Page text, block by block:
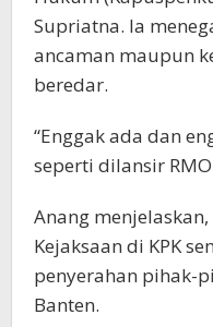
Supriatna. Ia
ancaman maupun
beredar.
“Enggak ada dan
seperti dilansir
Anang
Kejaksaan di KPK
penyerahan pihak-
Banten.